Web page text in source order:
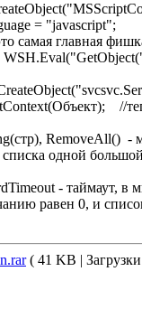
= "javascript";
самая главная
//
RemoveAll() -
списка одной
- таймаут, в
равен 0, и
( 41 KB |